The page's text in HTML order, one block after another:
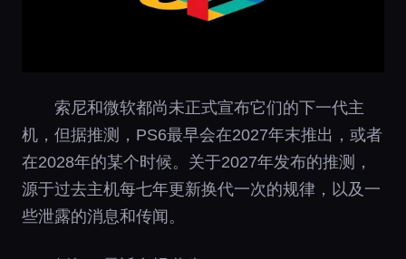
索尼和微软都尚未正式宣布它们的下一代主
机，但据推测，PS6最早会在2027年末推出，或者
在2028年的某个时候。关于2027年发布的推测，
源于过去主机每七年更新换代一次的规律，以及一
些泄露的消息和传闻。